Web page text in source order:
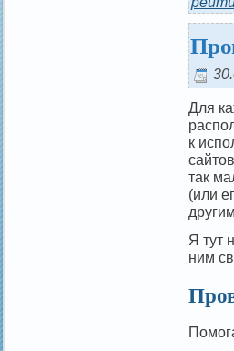
Для
к
так
(или
Я тут
ним